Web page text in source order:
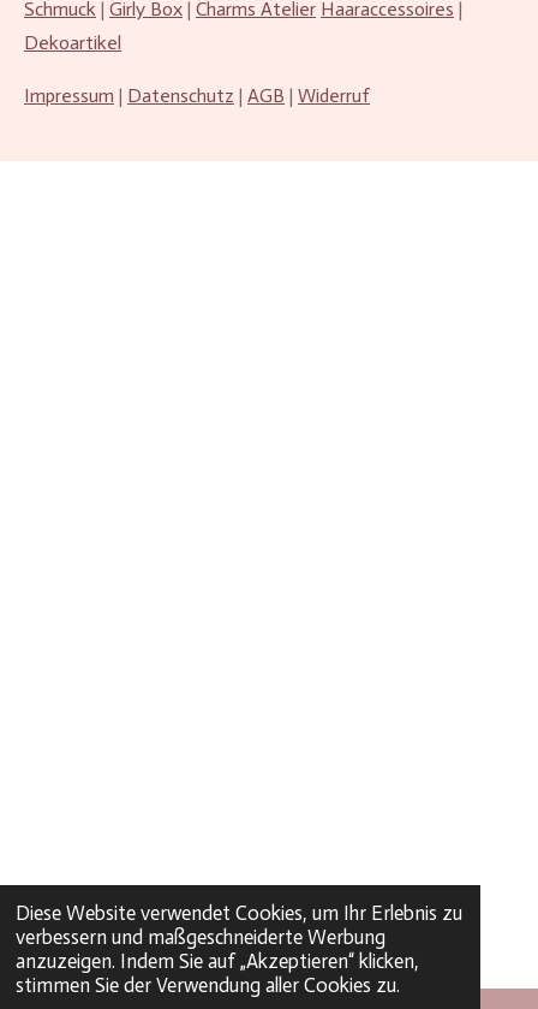
Diese Website verwendet Cookies, um Ihr Erlebnis zu
verbessern und maßgeschneiderte Werbung
anzuzeigen. Indem Sie auf „Akzeptieren“ klicken,
stimmen Sie der Verwendung aller Cookies zu.
Schmuck | Girly Box | Charms Atelier Haaraccessoires |
Dekoartikel
Impressum | Datenschutz | AGB | Widerruf